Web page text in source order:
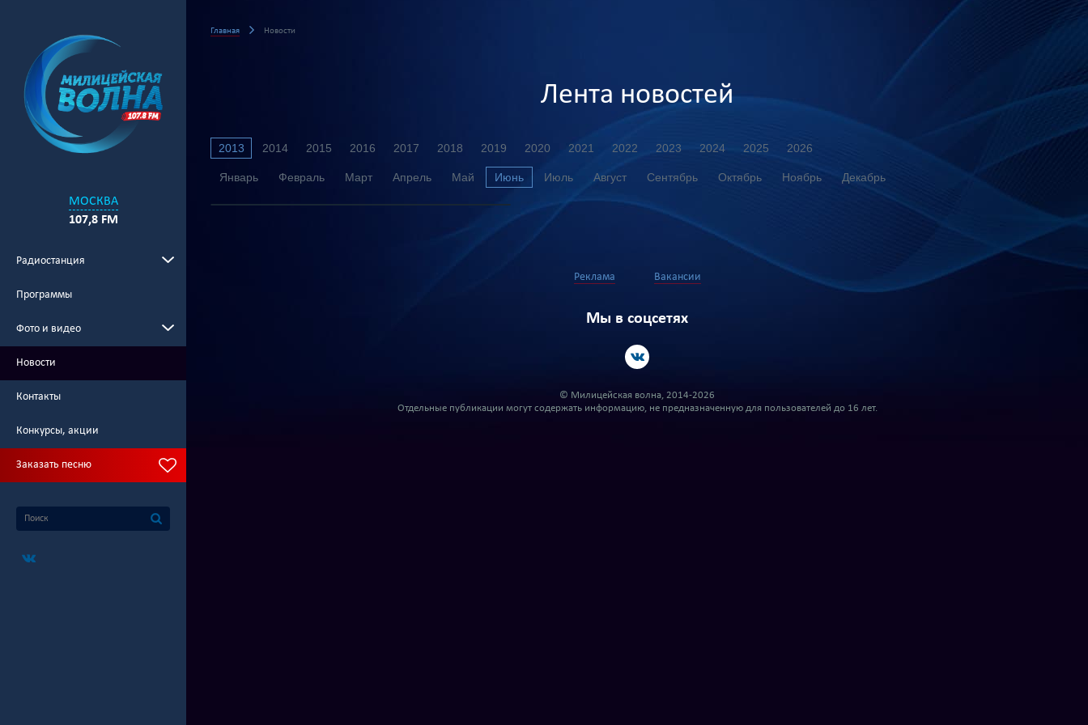
МОСКВА
107,8 FM
Радиостанция
Программы
Фото и видео
Новости
Контакты
Конкурсы, акции
Заказать песню
Главная Новости
Лента новостей
2013 2014 2015 2016 2017 2018 2019 2020 2021 2022 2023 2024 2025 2026
Январь Февраль Март Апрель Май Июнь Июль Август Сентябрь Октябрь Ноябрь Декабрь
Реклама Вакансии
Мы в соцсетях
© Милицейская волна, 2014-2026
Отдельные публикации могут содержать информацию, не предназначенную для пользователей до 16 лет.